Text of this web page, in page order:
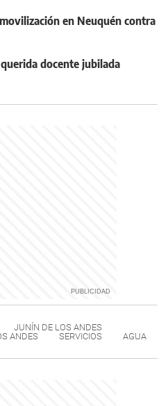
en Neuquén contra
docente jubilada
JUNÍN DE LOS ANDES
ANDES SERVICIOS AGUA